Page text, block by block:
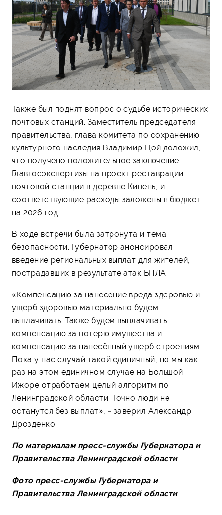
Также был поднят вопрос о судьбе исторических
почтовых станций. Заместитель председателя
правительства, глава комитета по сохранению
культурного наследия Владимир Цой доложил,
что получено положительное заключение
Главгосэкспертизы на проект реставрации
почтовой станции в деревне Кипень, и
соответствующие расходы заложены в бюджет
на 2026 год.
В ходе встречи была затронута и тема
безопасности. Губернатор анонсировал
введение региональных выплат для жителей,
пострадавших в результате атак БПЛА.
«Компенсацию за нанесение вреда здоровью и
ущерб здоровью материально будем
выплачивать. Также будем выплачивать
компенсацию за потерю имущества и
компенсацию за нанесённый ущерб строениям.
Пока у нас случай такой единичный, но мы как
раз на этом единичном случае на Большой
Ижоре отработаем целый алгоритм по
Ленинградской области. Точно люди не
останутся без выплат», – заверил Александр
Дрозденко.
По материалам пресс-службы Губернатора и
Правительства Ленинградской области
Фото пресс-службы Губернатора и
Правительства Ленинградской области